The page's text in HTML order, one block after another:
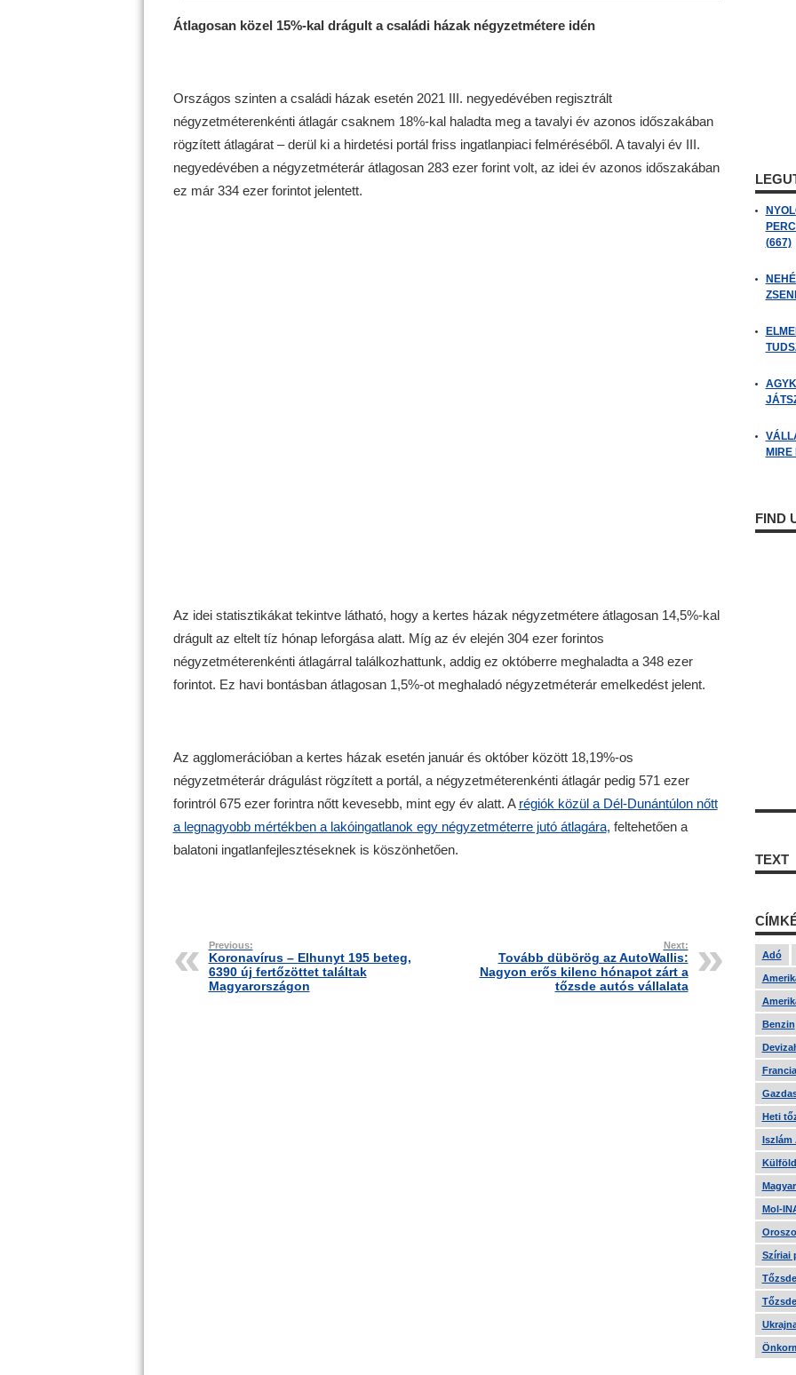
Átlagosan közel 15%-kal drágult a családi házak négyzetmétere idén
Országos szinten a családi házak esetén 2021 III. negyedévében regisztrált
négyzetméterenkénti átlagár csaknem 18%-kal haladta meg a tavalyi év azonos időszakában
rögzített átlagárat – derül ki a hirdetési portál friss ingatlanpiaci felméréséből. A tavalyi év III.
negyedévében a négyzetméterár átlagosan 283 ezer forint volt, az idei év azonos időszakában
ez már 334 ezer forintot jelentett.
Az idei statisztikákat tekintve látható, hogy a kertes házak négyzetmétere átlagosan 14,5%-kal
drágult az eltelt tíz hónap leforgása alatt. Míg az év elején 304 ezer forintos
négyzetméterenkénti átlagárral találkozhattunk, addig ez októberre meghaladta a 348 ezer
forintot. Ez havi bontásban átlagosan 1,5%-ot meghaladó négyzetméterár emelkedést jelent.
Az agglomerációban a kertes házak esetén január és október között 18,19%-os
négyzetméterár drágulást rögzített a portál, a négyzetméterenkénti átlagár pedig 571 ezer
forintról 675 ezer forintra nőtt kevesebb, mint egy év alatt. A régiók közül a Dél-Dunántúlon nőtt
a legnagyobb mértékben a lakóingatlanok egy négyzetméterre jutó átlagára, feltehetően a
balatoni ingatlanfejlesztéseknek is köszönhetően.
Previous:
Koronavírus – Elhunyt 195 beteg,
6390 új fertőzöttet találtak
Magyarországon
Next:
Tovább dübörög az AutoWallis:
Nagyon erős kilenc hónapot zárt a
tőzsde autós vállalata
(667)
MIRE
FIND
TEXT
Adó
Benzin
Heti
Iszlám
Mol-
Szíriai